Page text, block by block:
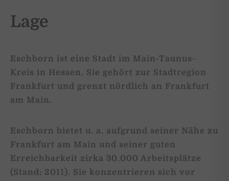
Lage
Eschborn ist eine Stadt im Main-Taunus-
Kreis in Hessen. Sie gehört zur Stadtregion
Frankfurt und grenzt nördlich an Frankfurt
am Main.
Eschborn bietet u. a. aufgrund seiner Nähe zu
Frankfurt am Main und seiner guten
Erreichbarkeit zirka 30.000 Arbeitsplätze
(Stand: 2011). Sie konzentrieren sich vor